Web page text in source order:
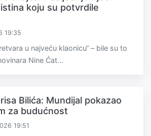
koju su potvrdile
19:35
u najveću klaonicu“ – bile su to
Nine Ćat...
Bilića: Mundijal pokazao
za budućnost
19:51